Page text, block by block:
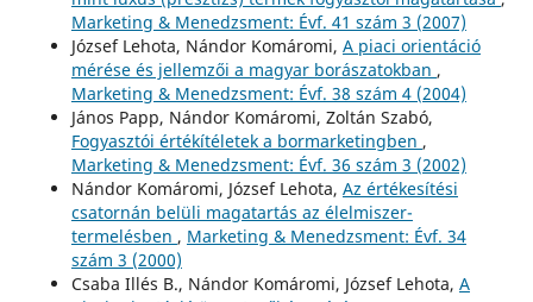
Marketing & Menedzsment: Évf. 41 szám 3 (2007)
József Lehota, Nándor Komáromi, A piaci orientáció
mérése és jellemzői a magyar borászatokban ,
Marketing & Menedzsment: Évf. 38 szám 4 (2004)
János Papp, Nándor Komáromi, Zoltán Szabó,
Fogyasztói értékítéletek a bormarketingben ,
Marketing & Menedzsment: Évf. 36 szám 3 (2002)
Nándor Komáromi, József Lehota, Az értékesítési
csatornán belüli magatartás az élelmiszer-
termelésben , Marketing & Menedzsment: Évf. 34
szám 3 (2000)
Csaba Illés B., Nándor Komáromi, József Lehota, A